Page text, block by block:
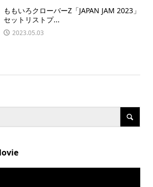
ももいろクローバーZ「JAPAN JAM 2023」
セットリストプ...
2023.05.03